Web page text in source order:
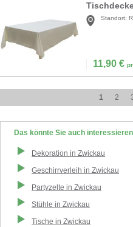
Standort:
11,90 €
1 2
Das könnte Sie auch
Dekoration in Zwickau
Geschirrverleih in Zwickau
Partyzelte in Zwickau
Stühle in Zwickau
Tische in Zwickau